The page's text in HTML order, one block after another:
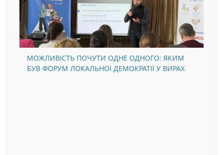
МОЖЛИВІСТЬ ПОЧУТИ ОДНЕ ОДНОГО: ЯКИМ